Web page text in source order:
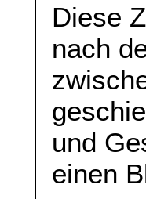
Diese
nach
und
einen